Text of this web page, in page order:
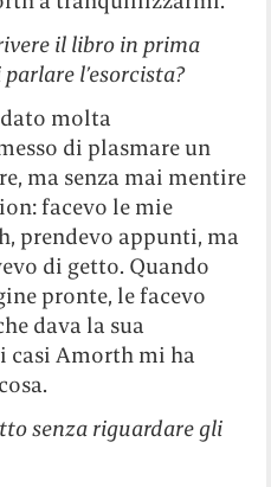
il libro in prima
l’esorcista?
molta
di plasmare un
ma senza mai mentire
facevo le mie
prendevo appunti, ma
di getto. Quando
pronte, le facevo
dava la sua
casi Amorth mi ha
senza riguardare gli